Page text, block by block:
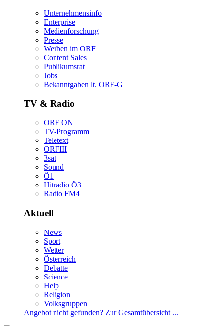
Unternehmensinfo
Enterprise
Medienforschung
Presse
WerbenimORF
ContentSales
Publikumsrat
Jobs
Bekanntgabenlt.ORF-G
TV&Radio
ORFON
TV-Programm
Teletext
ORFIII
3sat
Sound
Ö1
HitradioÖ3
RadioFM4
Aktuell
News
Sport
Wetter
Österreich
Debatte
Science
Help
Religion
Volksgruppen
Angebotnichtgefunden?ZurGesamtübersicht...